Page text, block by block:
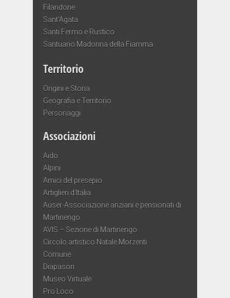
Filandone
Sant’Agata
Santi Fermo e Rustico
Santuario Madonna della Fiamma
Territorio
Origini e Storia
Geografia e Territorio
Personaggi
Associazioni
Aido
Alpini
Amici del presepio
Artiglieri d’Italia
Auser-Associazione anziani e pensionati di
Martinengo
AVIS – Sezione di Martinengo
Circolo artistico Natale Morzenti
Comune
Diapason
Museo Virtuale
Pro Loco